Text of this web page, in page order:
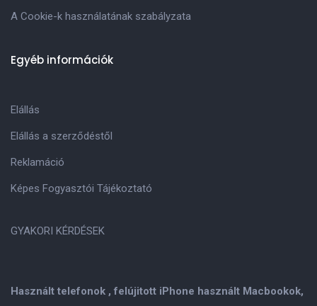
Használt telefonok , felújitott iPhone használt Macbookok,
A Cookie-k használatának szabályzata
Egyéb információk
Elállás
Elállás a szerződéstől
Reklamáció
Képes Fogyasztói Tájékoztató
GYAKORI KÉRDÉSEK